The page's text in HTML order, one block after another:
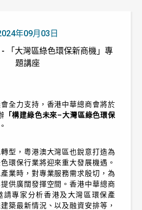
年09月03日
「大灣區綠色環保新商機」專
題講座
全力支持，香港中華總商會將於
「構建綠色未來–大灣區綠色環保
。
型，粵港澳大灣區也銳意打造為
環保行業將迎來重大發展機遇。
業時，對專業服務需求殷切，為
供廣闊發揮空間。香港中華總商
請專家分析香港及大灣區環保產
築最新情況、以及融資安排等，